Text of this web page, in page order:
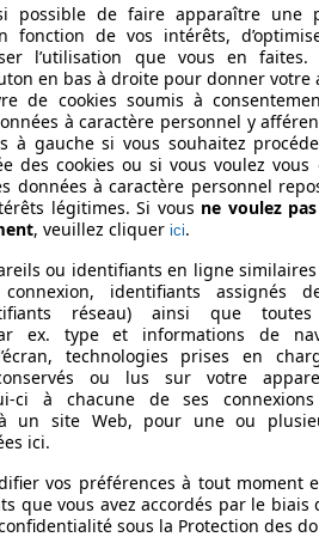
103 kW (140 PS)
9.0s
205 km/h
6
180 nm
998 ccm
Essence
possible de faire apparaître une
fonction de vos intérêts,
l’utilisation que vous en faites.
en bas à droite pour donner votre
de cookies soumis à
à caractère personnel y
à gauche si vous souhaitez
des cookies ou si vous voulez vous
données à caractère personnel
légitimes. Si vous ne voulez
, veuillez cliquer ici.
ou identifiants en ligne
identifiants assignés
réseau) ainsi que
ex. type et informations de
technologies prises en
ou lus sur votre
ci à chacune de ses
un site Web, pour une ou
ici.
vos préférences à tout moment
que vous avez accordés par le biais
sous la Protection des